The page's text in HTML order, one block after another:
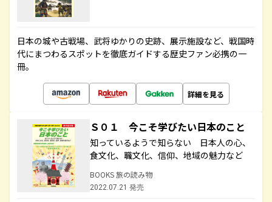
日本の城や古戦場、武将ゆかりの史跡、展示施設など、戦国時
代にまつわるスポットを徹底ガイドする歴史ファン必携の一
冊。
詳細を見る
Ｓ０１ 今こそ学びたい日本のこと
知っているようで知らない 日本人の心、
食文化、職文化、信仰、地域の魅力など
BOOKS 旅の読み物
2022.07.21 発売